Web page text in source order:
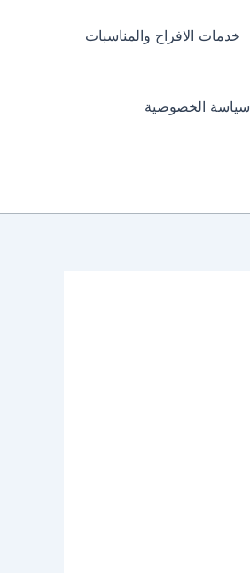
خدمات الافراح والمناسبات
سياسة الخصوصية